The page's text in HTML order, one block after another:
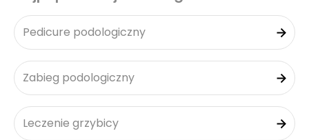
Pedicure podologiczny
Zabieg podologiczny
Leczenie grzybicy